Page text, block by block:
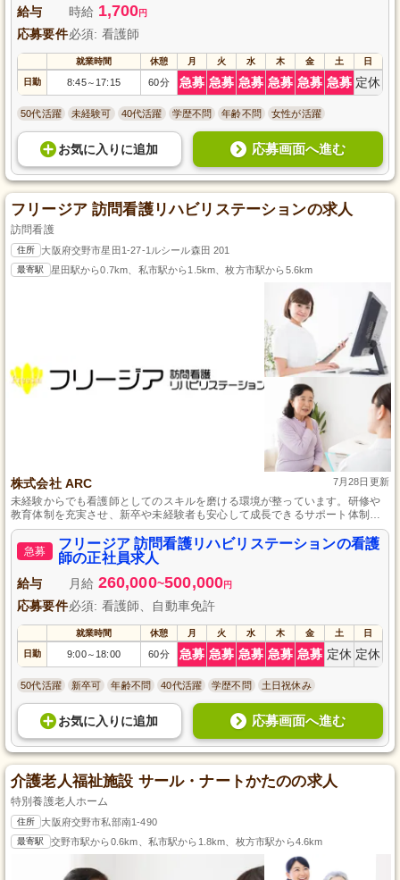
給与 時給 1,700円
応募要件必須: 看護師
就業時間 休憩 月 火 水 木 金 土 日
日勤 8:45～ 17:15 60分 急募 急募 急募 急募 急募 急募 定休
50代活躍 未経験可 40代活躍 学歴不問 年齢不問 女性が活躍
お気に入り に追加 応募画面へ進む
フリージア 訪問看護リハビリステーションの求人
訪問看護
住所 大阪府交野市星田1-27-1ルシール森田 201
最寄駅 星田駅から0.7km、私市駅から1.5km、枚方市駅から5.6km
株式会社 ARC 7月28日更新
未経験からでも看護師としてのスキルを磨ける環境が整っています。研修や
教育体制を充実させ、新卒や未経験者も安心して成長できるサポート体制を
整えております。訪問看護の特性を活かし、一人ひとりのライフスタイルに
合わせたケアを提供できるやりがいのある職場です。交野市に位置し、多様
なライフスタイルに対応した柔軟な働き方も可能です。
急募
フリージア 訪問看護リハビリステーションの看護
師の正社員求人
給与 月給 260,000~500,000円
応募要件必須: 看護師、自動車免許
就業時間 休憩 月 火 水 木 金 土 日
日勤 9:00～ 18:00 60分 急募 急募 急募 急募 急募 定休 定休
50代活躍 新卒可 年齢不問 40代活躍 学歴不問 土日祝休み
お気に入り に追加 応募画面へ進む
介護老人福祉施設 サール・ナートかたのの求人
特別養護老人ホーム
住所 大阪府交野市私部南1-490
最寄駅 交野市駅から0.6km、私市駅から1.8km、枚方市駅から4.6km